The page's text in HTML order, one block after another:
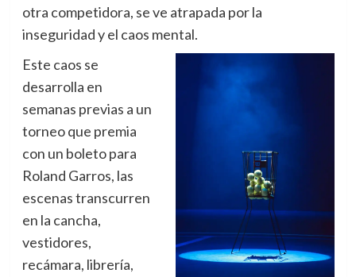
otra competidora, se ve atrapada por la
inseguridad y el caos mental.
Este caos se
desarrolla en
semanas previas a un
torneo que premia
con un boleto para
Roland Garros, las
escenas transcurren
en la cancha,
vestidores,
recámara, librería,